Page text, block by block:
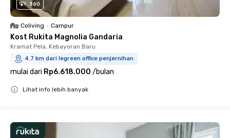
360
Coliving • Campur
Kost Rukita Magnolia Gandaria
Kramat Pela, Kebayoran Baru
4.7 km dari legreen office penjernihan
mulai dari Rp6.618.000 /bulan
Lihat info lebih banyak